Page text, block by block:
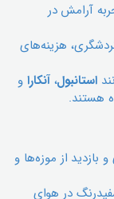
آرامش در
هزینه‌های
استانبول،آنکارا و
هستند.
بازدید از موزه‌ها و
در هوای